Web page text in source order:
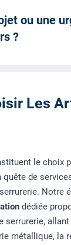
ou une
?
Les
le choix
quête de
Notre
dédiée
serrurerie,
métallique, la